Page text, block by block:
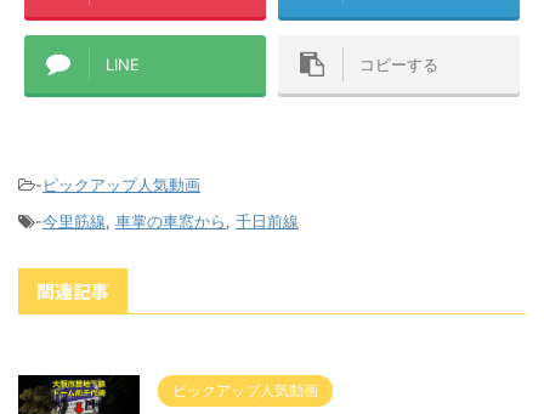
LINE コピーする
-ピックアップ人気動画
-今里筋線, 車掌の車窓から, 千日前線
関連記事
ピックアップ人気動画